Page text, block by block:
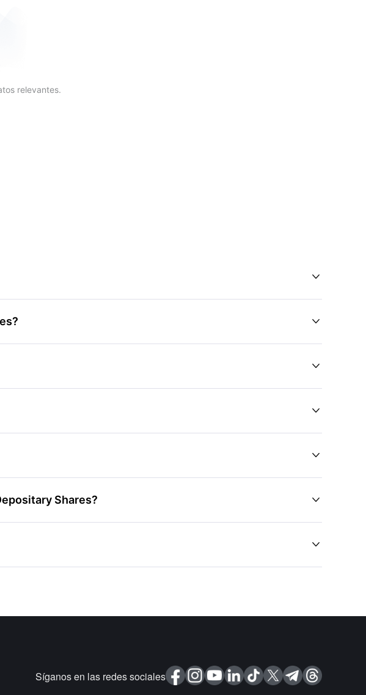
relevantes.





Shares? 

Síganos en las redes sociales